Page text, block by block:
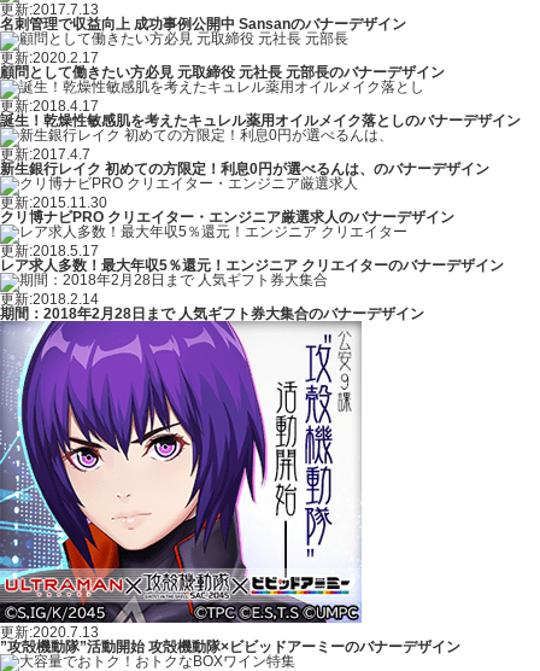
更新:2017.7.13
名刺管理で収益向上 成功事例公開中 Sansanのバナーデザイン
更新:2020.2.17
顧問として働きたい方必見 元取締役 元社長 元部長のバナーデザイン
更新:2018.4.17
誕生！乾燥性敏感肌を考えたキュレル薬用オイルメイク落としのバナーデザイン
更新:2017.4.7
新生銀行レイク 初めての方限定！利息0円が選べるんは、のバナーデザイン
更新:2015.11.30
クリ博ナビPRO クリエイター・エンジニア厳選求人のバナーデザイン
更新:2018.5.17
レア求人多数！最大年収5％還元！エンジニア クリエイターのバナーデザイン
更新:2018.2.14
期間：2018年2月28日まで 人気ギフト券大集合のバナーデザイン
更新:2020.7.13
”攻殻機動隊”活動開始 攻殻機動隊×ビビッドアーミーのバナーデザイン